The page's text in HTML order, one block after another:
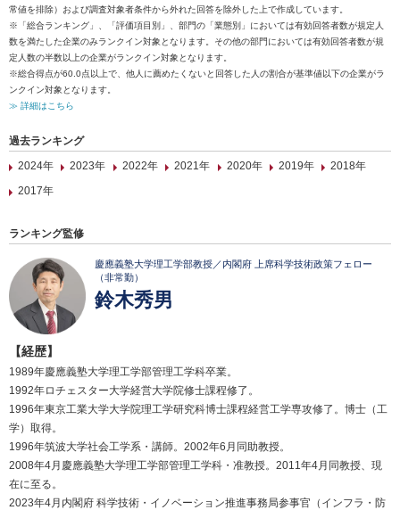
常値を排除）および調査対象者条件から外れた回答を除外した上で作成しています。
※「総合ランキング」、「評価項目別」、部門の「業態別」においては有効回答者数が規定人
数を満たした企業のみランクイン対象となります。その他の部門においては有効回答者数が規
定人数の半数以上の企業がランクイン対象となります。
※総合得点が60.0点以上で、他人に薦めたくないと回答した人の割合が基準値以下の企業がラ
ンクイン対象となります。
≫ 詳細はこちら
過去ランキング
2024年
2023年 2022年 2021年 2020年 2019年
2018年
2017年
ランキング監修
慶應義塾大学理工学部教授／内閣府 上席科学技術政策フェロー
（非常勤）
鈴木秀男
【経歴】
1989年慶應義塾大学理工学部管理工学科卒業。
1992年ロチェスター大学経営大学院修士課程修了。
1996年東京工業大学大学院理工学研究科博士課程経営工学専攻修了。博士（工
学）取得。
1996年筑波大学社会工学系・講師。2002年6月同助教授。
2008年4月慶應義塾大学理工学部管理工学科・准教授。2011年4月同教授、現
在に至る。
2023年4月内閣府 科学技術・イノベーション推進事務局参事官（インフラ・防